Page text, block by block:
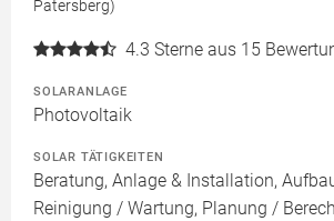
Patersberg)
4.3 Sterne aus 15
SOLARANLAGE
Photovoltaik
SOLAR TÄTIGKEITEN
Beratung, Anlage & Installation,
Reinigung / Wartung, Planung /